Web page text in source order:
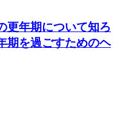
更年期について知ろ
期を過ごすためのヘ